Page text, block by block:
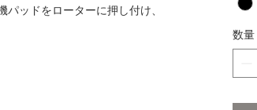
ッドをローターに押し付け、
数量